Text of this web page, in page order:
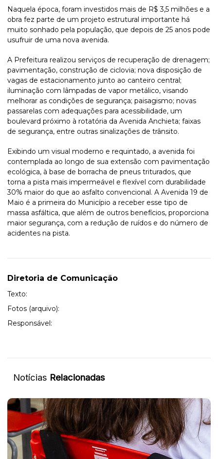
Naquela época, foram investidos mais de R$ 3,5 milhões e a
obra fez parte de um projeto estrutural importante há
muito sonhado pela população, que depois de 25 anos pode
usufruir de uma nova avenida.
A Prefeitura realizou serviços de recuperação de drenagem;
pavimentação, construção de ciclovia; nova disposição de
vagas de estacionamento junto ao canteiro central;
iluminação com lâmpadas de vapor metálico, visando
melhorar as condições de segurança; paisagismo; novas
passarelas com adequações para acessibilidade, um
boulevard próximo à rotatória da Avenida Anchieta; faixas
de segurança, entre outras sinalizações de trânsito.
Exibindo um visual moderno e requintado, a avenida foi
contemplada ao longo de sua extensão com pavimentação
ecológica, à base de borracha de pneus triturados, que
torna a pista mais impermeável e flexível com durabilidade
30% maior do que ao asfalto convencional. A Avenida 19 de
Maio é a primeira do Município a receber esse tipo de
massa asfáltica, que além de outros benefícios, proporciona
maior segurança, com a redução de ruídos e do número de
acidentes na pista.
Diretoria de Comunicação
Texto:
Fotos (arquivo):
Responsável:
Notícias Relacionadas